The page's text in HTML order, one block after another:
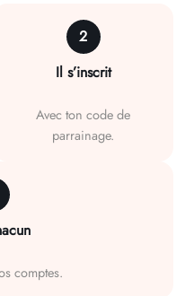
2
Il s’inscrit
Avec ton code de
parrainage.
comptes.